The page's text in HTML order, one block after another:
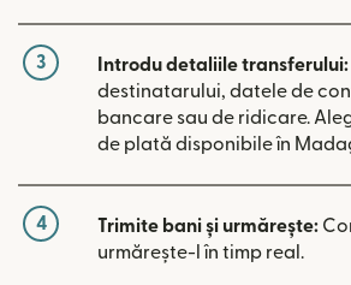
3 Introdu detaliile transferului:
destinatarului, datele de
bancare sau de ridicare.
de plată disponibile în
4 Trimite bani și urmărește:
urmărește-l în timp real.